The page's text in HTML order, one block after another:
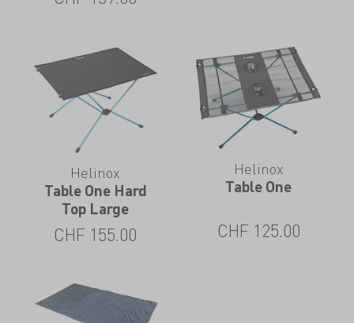
Helinox
Table One Hard
Top Large
CHF 155.00
Helinox
Table One
CHF 125.00